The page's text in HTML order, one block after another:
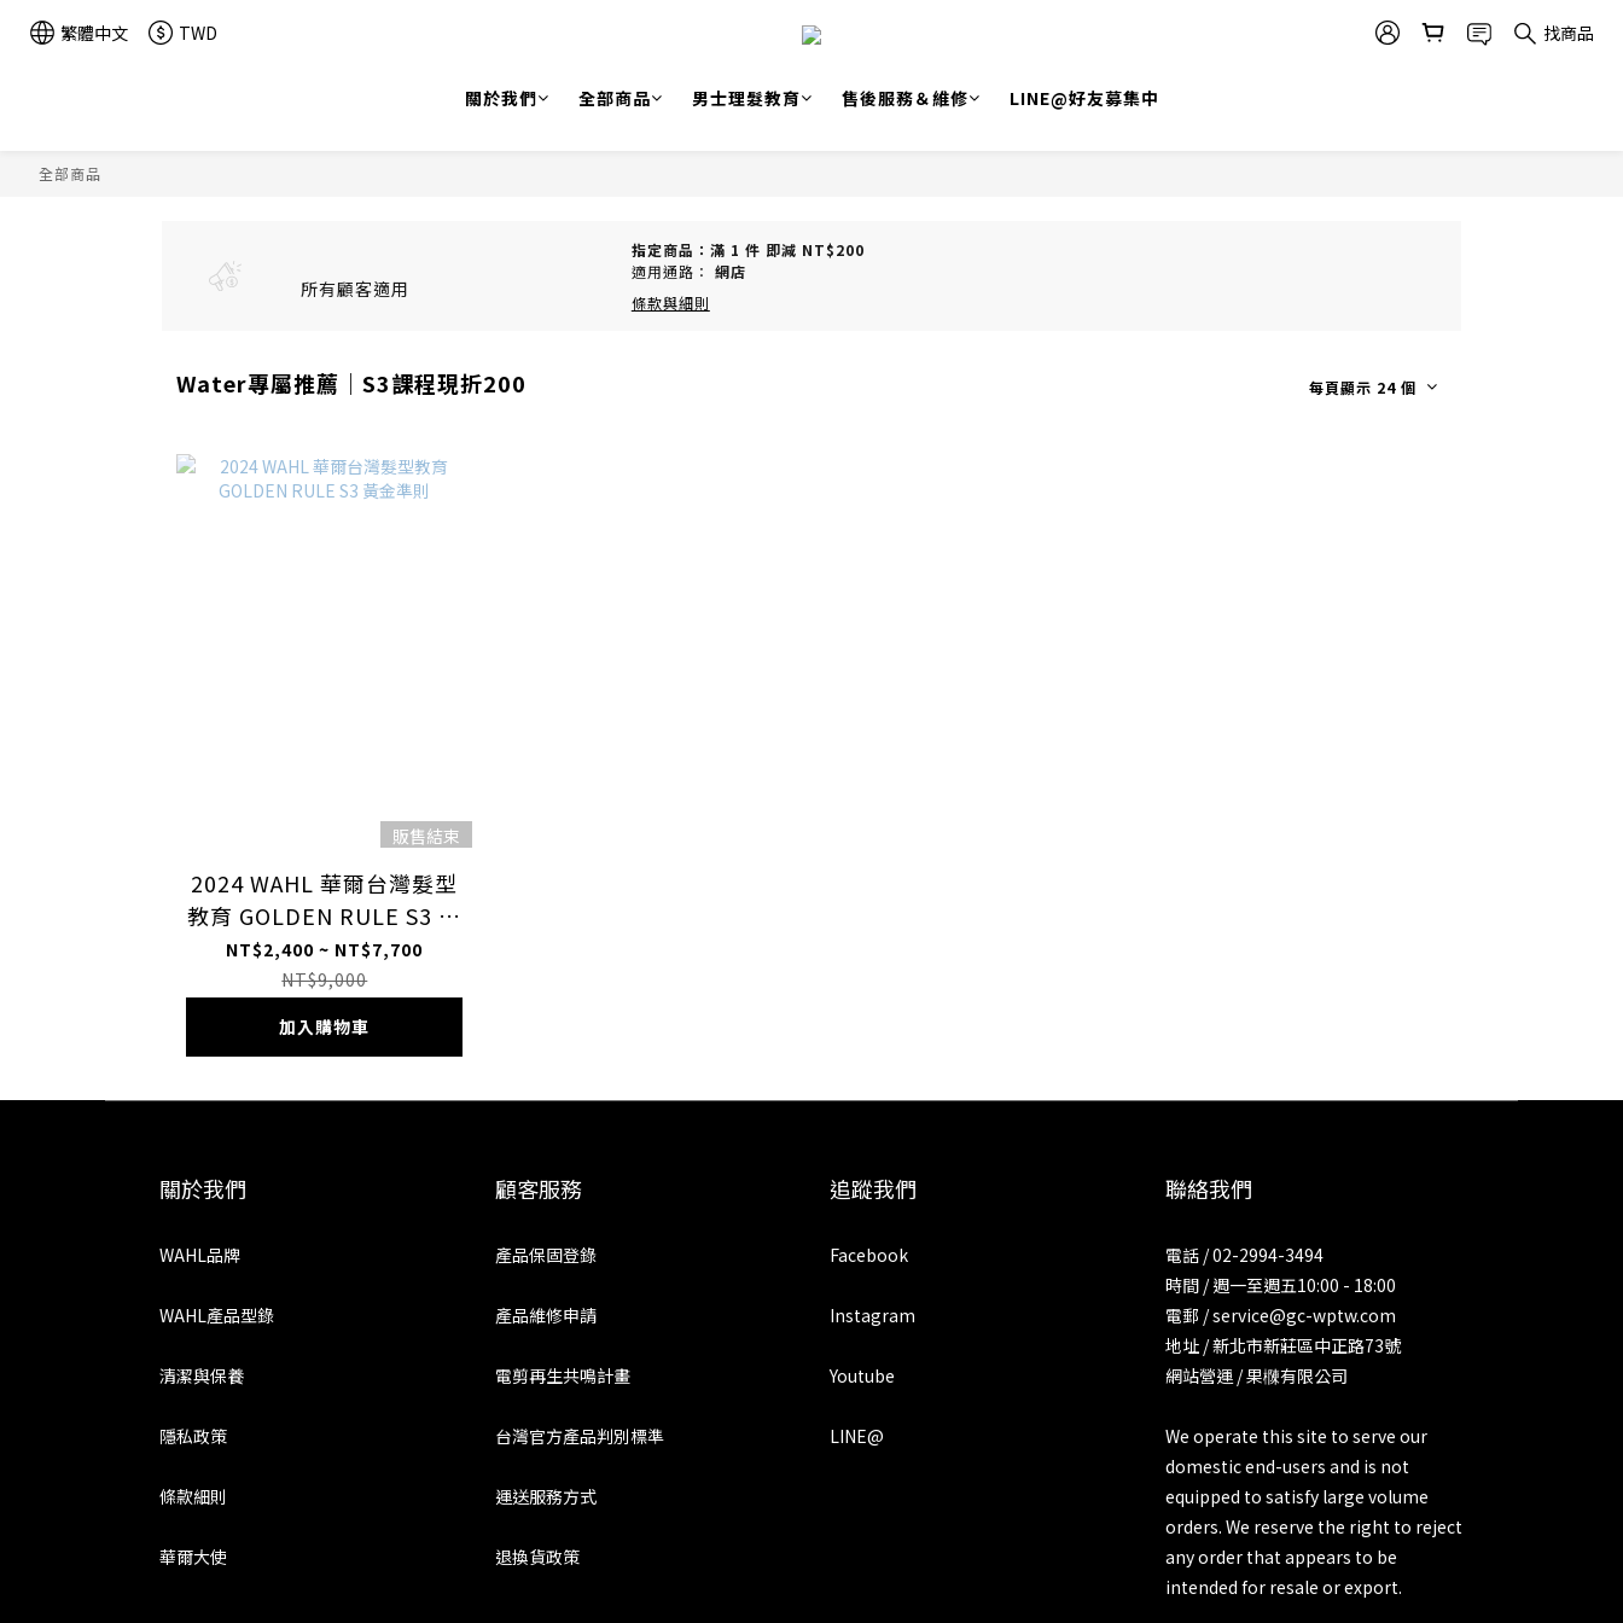
繁體中文 TWD 找商品
關於我們 全部商品 男士理髮教育 售後服務＆維修 LINE@好友募集中
全部商品
所有顧客適用
指定商品：滿 1 件 即減 NT$200
適用通路： 網店
條款與細則
Water專屬推薦｜S3課程現折200 每頁顯示 24 個
販售結束
2024 WAHL 華爾台灣髮型
教育 GOLDEN RULE S3 黃
金準則
NT$2,400 ~ NT$7,700
NT$9,000
加入購物車
關於我們
WAHL品牌
WAHL產品型錄
清潔與保養
隱私政策
條款細則
華爾大使
顧客服務
產品保固登錄
產品維修申請
電剪再生共鳴計畫
台灣官方產品判別標準
運送服務方式
退換貨政策
追蹤我們
Facebook
Instagram
Youtube
LINE@
聯絡我們
電話 / 02-2994-3494
時間 / 週一至週五10:00 - 18:00
電郵 / service@gc-wptw.com
地址 / 新北市新莊區中正路73號
網站營運 / 果樄有限公司
We operate this site to serve our
domestic end-users and is not
equipped to satisfy large volume
orders. We reserve the right to reject
any order that appears to be
intended for resale or export.